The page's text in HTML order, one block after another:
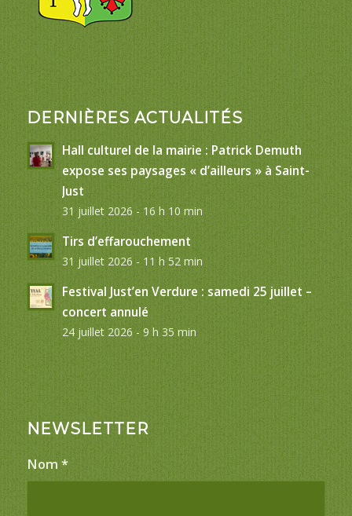
DERNIÈRES ACTUALITÉS
Hall culturel de la mairie : Patrick Demuth
expose ses paysages « d’ailleurs » à Saint-
Just
31 juillet 2026 - 16 h 10 min
Tirs d’effarouchement
31 juillet 2026 - 11 h 52 min
Festival Just’en Verdure : samedi 25 juillet –
concert annulé
24 juillet 2026 - 9 h 35 min
NEWSLETTER
Nom *